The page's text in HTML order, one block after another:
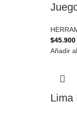
$45.900
Añadir
Lima